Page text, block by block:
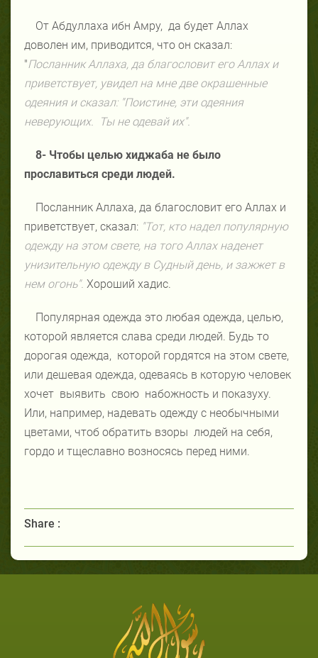
От Абдуллаха ибн Амру, да будет Аллах
доволен им, приводится, что он сказал:
"Посланник Аллаха, да благословит его Аллах и
приветствует, увидел на мне две окрашенные
одеяния и сказал: "Поистине, эти одеяния
неверующих. Ты не одевай их".
8- Чтобы целью хиджаба не было
прославиться среди людей.
Посланник Аллаха, да благословит его Аллах и
приветствует, сказал: "Тот, кто надел популярную
одежду на этом свете, на того Аллах наденет
унизительную одежду в Судный день, и зажжет в
нем огонь". Хороший хадис.
Популярная одежда это любая одежда, целью,
которой является слава среди людей. Будь то
дорогая одежда, которой гордятся на этом свете,
или дешевая одежда, одеваясь в которую человек
хочет выявить свою набожность и показуху.
Или, например, надевать одежду с необычными
цветами, чтоб обратить взоры людей на себя,
гордо и тщеславно возносясь перед ними.
Share :